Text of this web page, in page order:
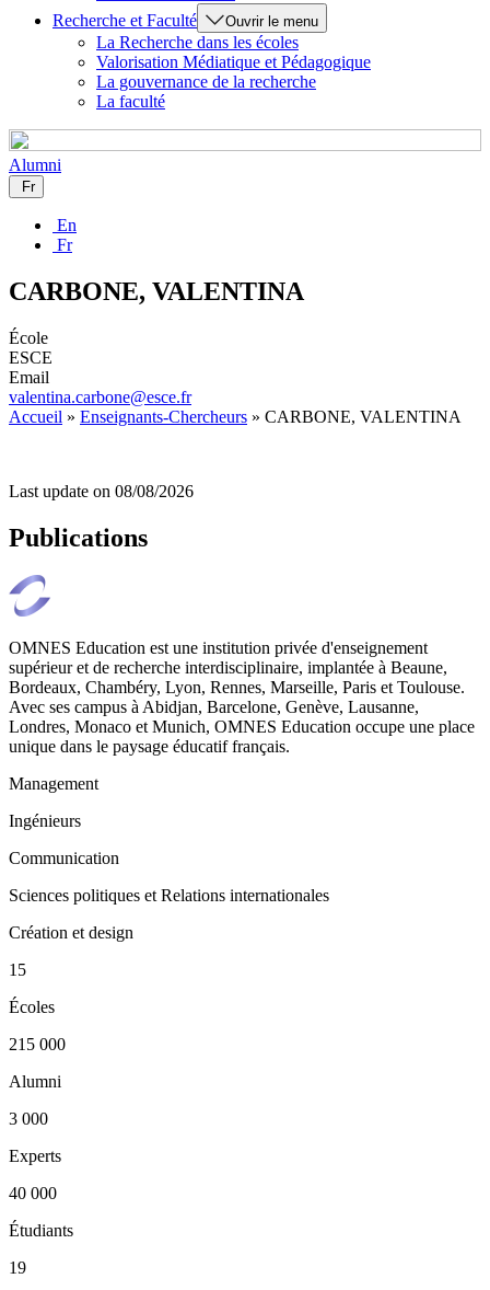
Recherche et Faculté
Ouvrir le menu
La Recherche dans les écoles
Valorisation Médiatique et Pédagogique
La gouvernance de la recherche
La faculté
Alumni
Fr
En
Fr
CARBONE, VALENTINA
École
ESCE
Email
valentina.carbone@esce.fr
Accueil » Enseignants-Chercheurs » CARBONE, VALENTINA
Last update on 08/08/2026
Publications
OMNES Education est une institution privée d'enseignement
supérieur et de recherche interdisciplinaire, implantée à Beaune,
Bordeaux, Chambéry, Lyon, Rennes, Marseille, Paris et Toulouse.
Avec ses campus à Abidjan, Barcelone, Genève, Lausanne,
Londres, Monaco et Munich, OMNES Education occupe une place
unique dans le paysage éducatif français.
Management
Ingénieurs
Communication
Sciences politiques et Relations internationales
Création et design
15
Écoles
215 000
Alumni
3 000
Experts
40 000
Étudiants
19